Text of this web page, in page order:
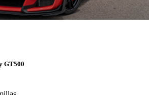
GT500